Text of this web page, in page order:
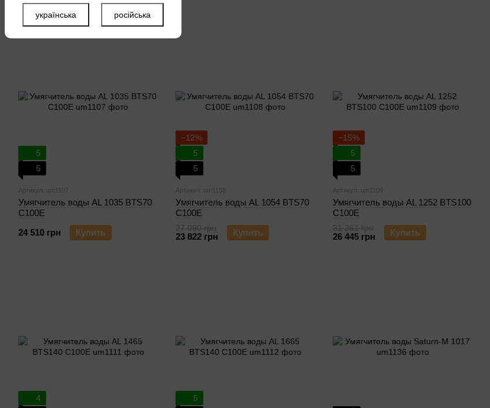
5
5
Артикул: um1107
Умягчитель воды AL 1035 BTS70
C100E
24 510 грн
Купить
−12%
5
5
Артикул: um1108
Умягчитель воды AL 1054 BTS70
C100E
27 090 грн
23 822 грн Купить
−15%
5
5
Артикул: um1109
Умягчитель воды AL 1252 BTS100
C100E
31 261 грн
26 445 грн Купить
4
5
українська російська